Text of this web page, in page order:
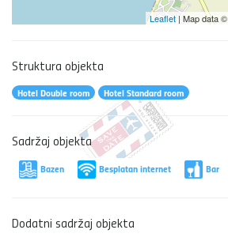
Leaflet | Map data ©
Struktura objekta
Hotel Double room Hotel Standard room
Sadržaj objekta
Bazen Besplatan internet Bar
Dodatni sadržaj objekta